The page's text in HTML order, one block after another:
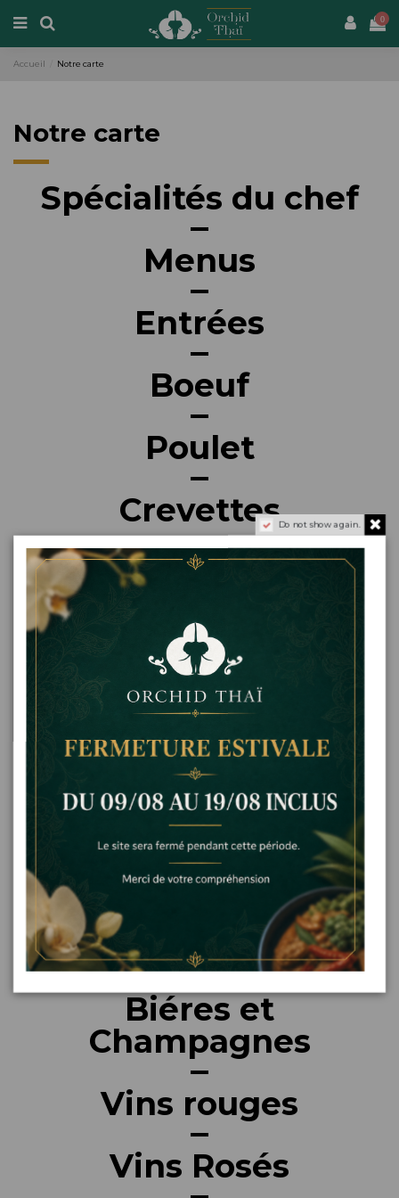
0
Accueil Notre carte
Notre carte
Spécialités du chef
Menus
Entrées
Boeuf
Poulet
Crevettes
Fruits de Mer
Végétarien
Canard
Soupes
Accompagnements
Desserts et Glaces
Boissons soft
Biéres et
Champagnes
Vins rouges
Vins Rosés
Do not show again.